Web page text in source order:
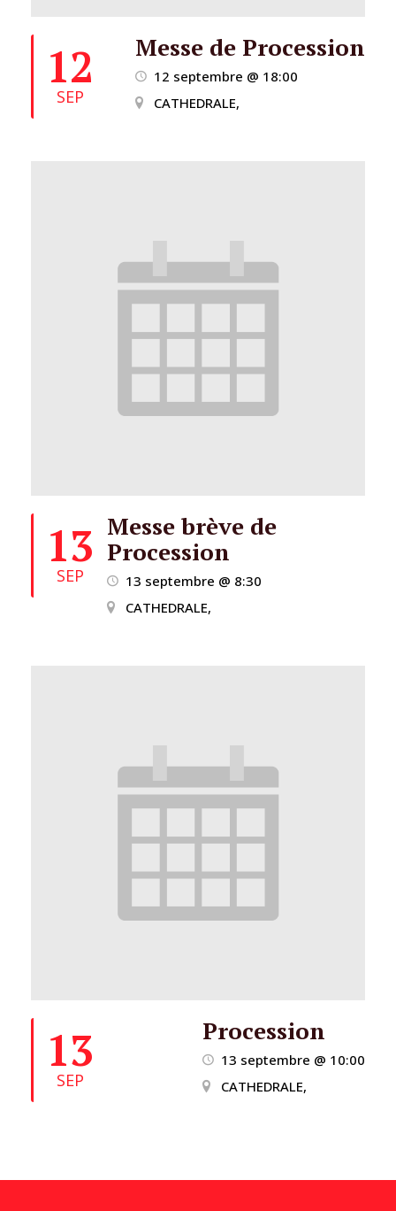
12
SEP
Messe de Procession
12 septembre @ 18:00
CATHEDRALE,
13
SEP
Messe brève de
Procession
13 septembre @ 8:30
CATHEDRALE,
13
SEP
Procession
13 septembre @ 10:00
CATHEDRALE,